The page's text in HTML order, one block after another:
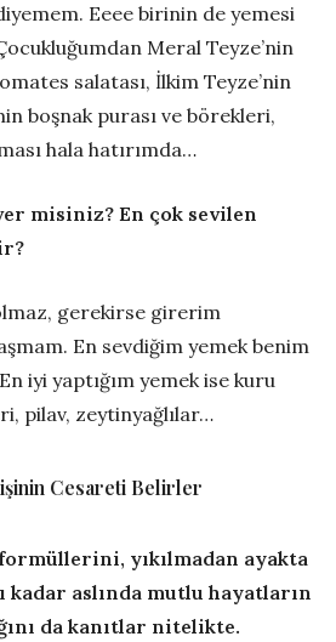
Eeee birinin de yemesi
Meral Teyze’nin
salatası, İlkim Teyze’nin
boşnak purası ve börekleri,
hala hatırımda…
misiniz? En çok sevilen
gerekirse girerim
En sevdiğim yemek benim
iyi yaptığım yemek ise kuru
pilav, zeytinyağlılar…
Cesareti Belirler
yıkılmadan ayakta
kadar aslında mutlu hayatların
da kanıtlar nitelikte.